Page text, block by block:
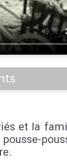
et la